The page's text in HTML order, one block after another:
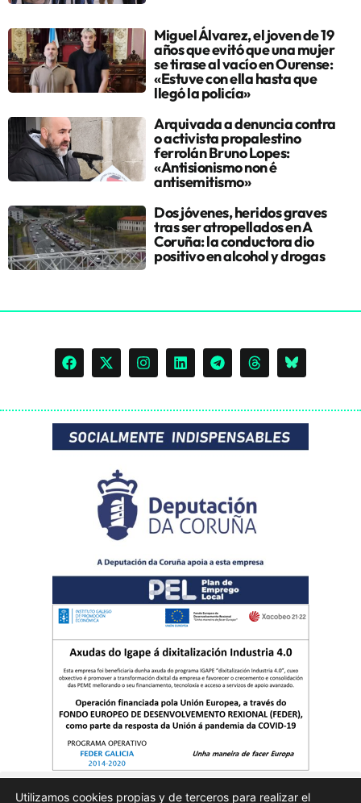
Miguel Álvarez, el joven de 19
años que evitó que una mujer
se tirase al vacío en Ourense:
«Estuve con ella hasta que
llegó la policía»
Arquivada a denuncia contra
o activista propalestino
ferrolán Bruno Lopes:
«Antisionismo non é
antisemitismo»
Dos jóvenes, heridos graves
tras ser atropellados en A
Coruña: la conductora dio
positivo en alcohol y drogas
Utilizamos cookies propias y de terceros para realizar el